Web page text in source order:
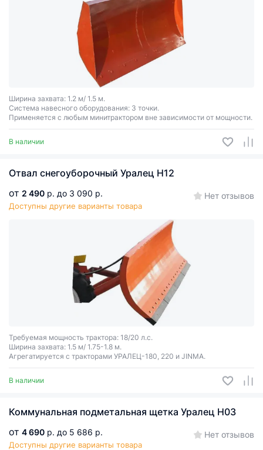
Ширина захвата: 1.2 м/ 1.5 м.
Система навесного оборудования: 3 точки.
Применяется с любым минитрактором вне зависимости от мощности.
В наличии
Отвал снегоуборочный Уралец Н12
от 2 490 р. до 3 090 р.
Доступны другие варианты товара
Нет отзывов
Требуемая мощность трактора: 18/20 л.с.
Ширина захвата: 1.5 м/ 1.75-1.8 м.
Агрегатируется с тракторами УРАЛЕЦ-180, 220 и JINMA.
В наличии
Коммунальная подметальная щетка Уралец Н03
от 4 690 р. до 5 686 р.
Доступны другие варианты товара
Нет отзывов